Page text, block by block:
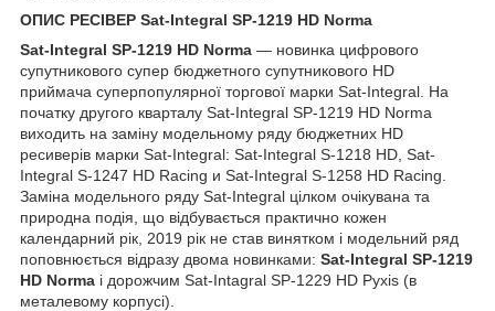
ОПИС РЕСІВЕР Sat-Integral SP-1219 HD Norma
Sat-Integral SP-1219 HD Norma — новинка цифрового
супутникового супер бюджетного супутникового HD
приймача суперпопулярної торгової марки Sat-Integral. На
початку другого кварталу Sat-Integral SP-1219 HD Norma
виходить на заміну модельному ряду бюджетних HD
ресиверів марки Sat-Integral: Sat-Integral S-1218 HD, Sat-
Integral S-1247 HD Racing и Sat-Integral S-1258 HD Racing.
Заміна модельного ряду Sat-Integral цілком очікувана та
природна подія, що відбувається практично кожен
календарний рік, 2019 рік не став винятком і модельний ряд
поповнюється відразу двома новинками: Sat-Integral SP-1219
HD Norma і дорожчим Sat-Intagral SP-1229 HD Pyxis (в
металевому корпусі).